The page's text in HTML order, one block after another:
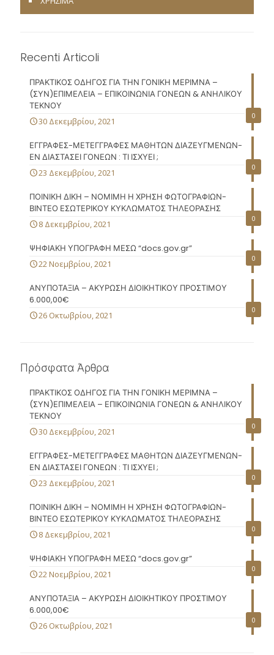
Recenti Articoli
0
ΠΡΑΚΤΙΚΟΣ ΟΔΗΓΟΣ ΓΙΑ ΤΗΝ ΓΟΝΙΚΗ ΜΕΡΙΜΝΑ –
(ΣΥΝ)ΕΠΙΜΕΛΕΙΑ – ΕΠΙΚΟΙΝΩΝΙΑ ΓΟΝΕΩΝ & ΑΝΗΛΙΚΟΥ
ΤΕΚΝΟΥ
30 Δεκεμβρίου, 2021
0
ΕΓΓΡΑΦΕΣ-ΜΕΤΕΓΓΡΑΦΕΣ ΜΑΘΗΤΩΝ ΔΙΑΖΕΥΓΜΕΝΩΝ-
ΕΝ ΔΙΑΣΤΑΣΕΙ ΓΟΝΕΩΝ : ΤΙ ΙΣΧΥΕΙ ;
23 Δεκεμβρίου, 2021
0
ΠΟΙΝΙΚΗ ΔΙΚΗ – ΝΟΜΙΜΗ Η ΧΡΗΣΗ ΦΩΤΟΓΡΑΦΙΩΝ-
ΒΙΝΤΕΟ ΕΣΩΤΕΡΙΚΟΥ ΚΥΚΛΩΜΑΤΟΣ ΤΗΛΕΟΡΑΣΗΣ
8 Δεκεμβρίου, 2021
0
ΨΗΦΙΑΚΗ ΥΠΟΓΡΑΦΗ ΜΕΣΩ “docs.gov.gr”
22 Νοεμβρίου, 2021
0
ΑΝΥΠΟΤΑΞΙΑ – ΑΚΥΡΩΣΗ ΔΙΟΙΚΗΤΙΚΟΥ ΠΡΟΣΤΙΜΟΥ
6.000,00€
26 Οκτωβρίου, 2021
Πρόσφατα Άρθρα
0
ΠΡΑΚΤΙΚΟΣ ΟΔΗΓΟΣ ΓΙΑ ΤΗΝ ΓΟΝΙΚΗ ΜΕΡΙΜΝΑ –
(ΣΥΝ)ΕΠΙΜΕΛΕΙΑ – ΕΠΙΚΟΙΝΩΝΙΑ ΓΟΝΕΩΝ & ΑΝΗΛΙΚΟΥ
ΤΕΚΝΟΥ
30 Δεκεμβρίου, 2021
0
ΕΓΓΡΑΦΕΣ-ΜΕΤΕΓΓΡΑΦΕΣ ΜΑΘΗΤΩΝ ΔΙΑΖΕΥΓΜΕΝΩΝ-
ΕΝ ΔΙΑΣΤΑΣΕΙ ΓΟΝΕΩΝ : ΤΙ ΙΣΧΥΕΙ ;
23 Δεκεμβρίου, 2021
0
ΠΟΙΝΙΚΗ ΔΙΚΗ – ΝΟΜΙΜΗ Η ΧΡΗΣΗ ΦΩΤΟΓΡΑΦΙΩΝ-
ΒΙΝΤΕΟ ΕΣΩΤΕΡΙΚΟΥ ΚΥΚΛΩΜΑΤΟΣ ΤΗΛΕΟΡΑΣΗΣ
8 Δεκεμβρίου, 2021
0
ΨΗΦΙΑΚΗ ΥΠΟΓΡΑΦΗ ΜΕΣΩ “docs.gov.gr”
22 Νοεμβρίου, 2021
0
ΑΝΥΠΟΤΑΞΙΑ – ΑΚΥΡΩΣΗ ΔΙΟΙΚΗΤΙΚΟΥ ΠΡΟΣΤΙΜΟΥ
6.000,00€
26 Οκτωβρίου, 2021